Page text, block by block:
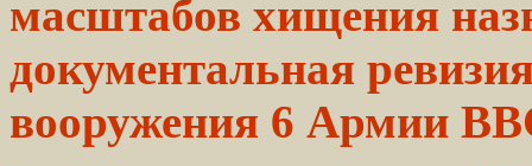
масштабов хищения
документальная
вооружения 6 Армии